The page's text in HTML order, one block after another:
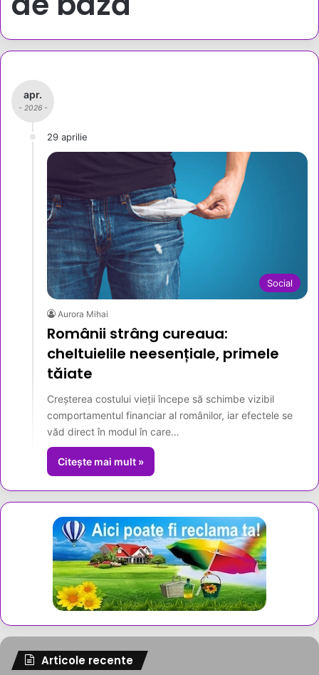
apr.
- 2026 -
29 aprilie
Social
Aurora Mihai
Românii strâng cureaua:
cheltuielile neesențiale, primele
tăiate
Creșterea costului vieții începe să schimbe vizibil
comportamentul financiar al românilor, iar efectele se
văd direct în modul în care…
Citește mai mult »
Articole recente